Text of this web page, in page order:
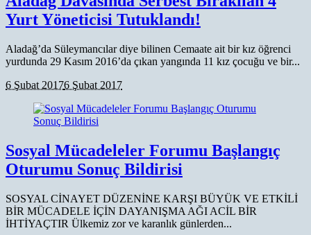
Yurt Yöneticisi Tutuklandı!
Aladağ’da Süleymancılar diye bilinen Cemaate ait bir kız öğrenci
yurdunda 29 Kasım 2016’da çıkan yangında 11 kız çocuğu ve bir...
6 Şubat 20176 Şubat 2017
Sosyal Mücadeleler Forumu Başlangıç
Oturumu Sonuç Bildirisi
SOSYAL CİNAYET DÜZENİNE KARŞI BÜYÜK VE ETKİLİ
BİR MÜCADELE İÇİN DAYANIŞMA AĞI ACİL BİR
İHTİYAÇTIR Ülkemiz zor ve karanlık günlerden...